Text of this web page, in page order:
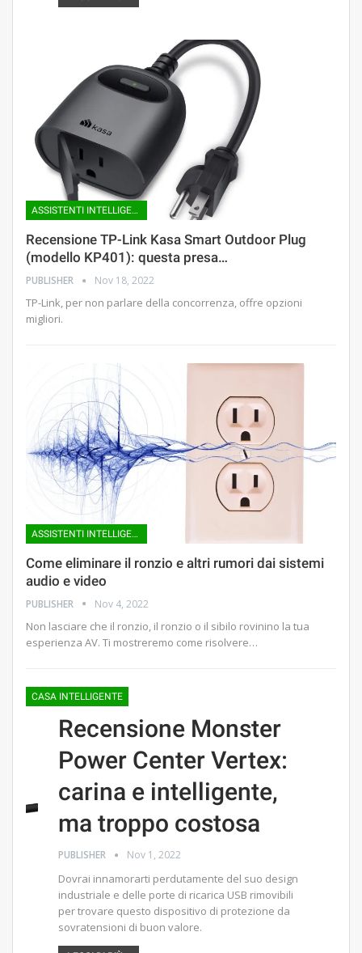
ASSISTENTI INTELLIGENTI
Recensione TP-Link Kasa Smart Outdoor Plug
(modello KP401): questa presa…
PUBLISHER Nov 18, 2022
TP-Link, per non parlare della concorrenza, offre opzioni
migliori.
ASSISTENTI INTELLIGENTI
Come eliminare il ronzio e altri rumori dai sistemi
audio e video
PUBLISHER Nov 4, 2022
Non lasciare che il ronzio, il ronzio o il sibilo rovinino la tua
esperienza AV. Ti mostreremo come risolvere…
CASA INTELLIGENTE
Recensione Monster
Power Center Vertex:
carina e intelligente,
ma troppo costosa
PUBLISHER Nov 1, 2022
Dovrai innamorarti perdutamente del suo design
industriale e delle porte di ricarica USB rimovibili
per trovare questo dispositivo di protezione da
sovratensioni di buon valore.